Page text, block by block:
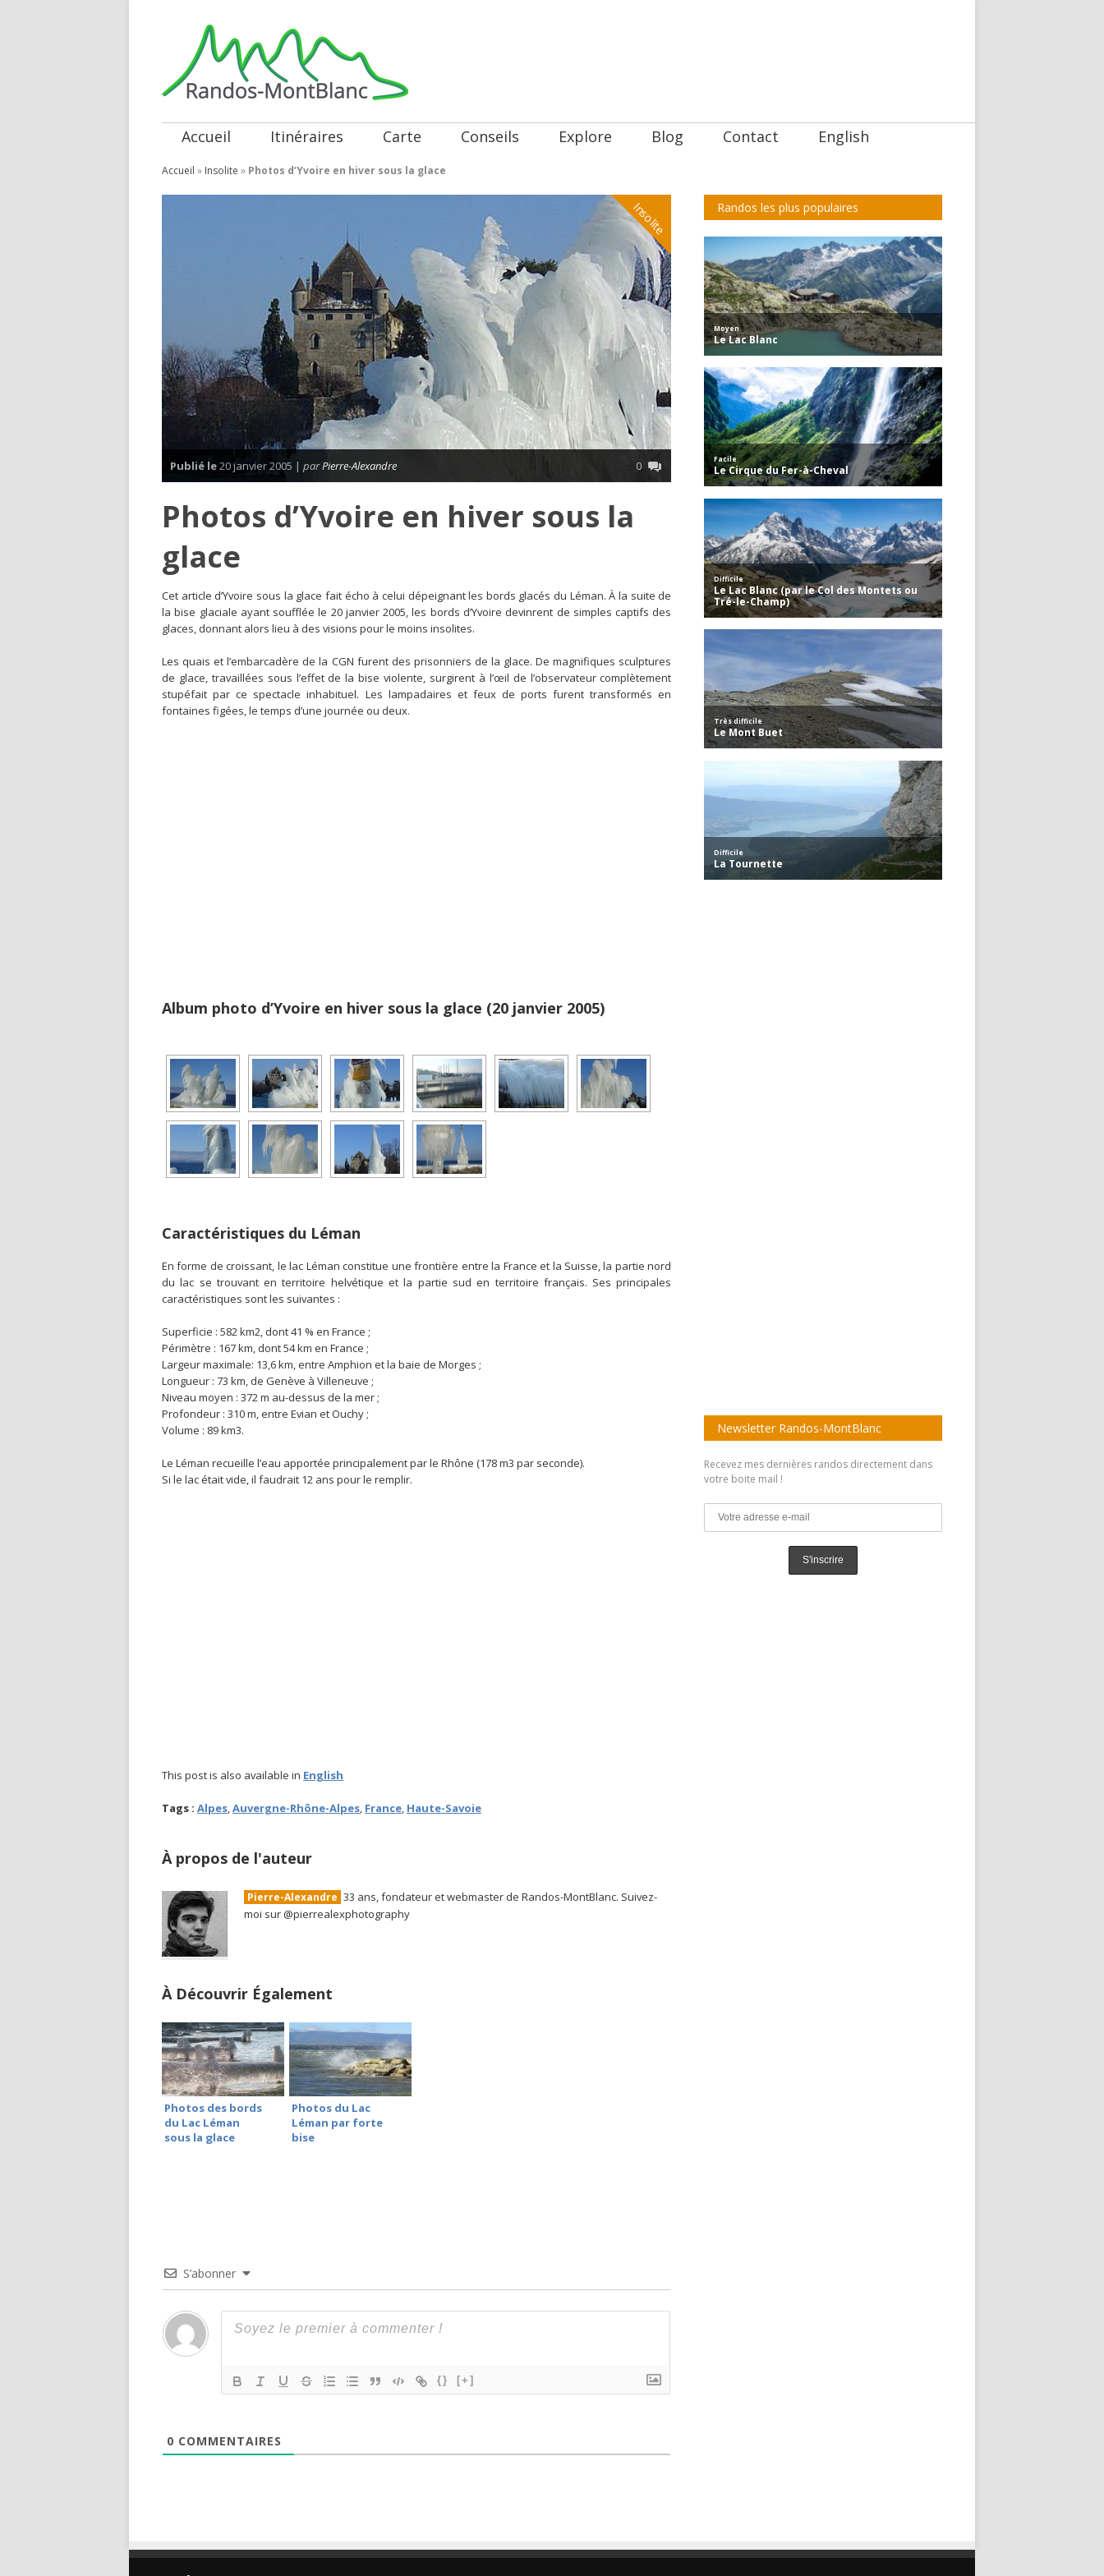
Accueil Itinéraires Carte Conseils Explore Blog Contact English
Accueil » Insolite » Photos d’Yvoire en hiver sous la glace
Insolite
Publié le20 janvier 2005 | parPierre-Alexandre 0
Photos d’Yvoire en hiver sous la
glace
Cet article d’Yvoire sous la glace fait écho à celui dépeignant les bords glacés du Léman. À la suite de
la bise glaciale ayant soufflée le 20 janvier 2005, les bords d’Yvoire devinrent de simples captifs des
glaces, donnant alors lieu à des visions pour le moins insolites.
Les quais et l’embarcadère de la CGN furent des prisonniers de la glace. De magnifiques sculptures
de glace, travaillées sous l’effet de la bise violente, surgirent à l’œil de l’observateur complètement
stupéfait par ce spectacle inhabituel. Les lampadaires et feux de ports furent transformés en
fontaines figées, le temps d’une journée ou deux.
Album photo d’Yvoire en hiver sous la glace (20 janvier 2005)
Caractéristiques du Léman
En forme de croissant, le lac Léman constitue une frontière entre la France et la Suisse, la partie nord
du lac se trouvant en territoire helvétique et la partie sud en territoire français. Ses principales
caractéristiques sont les suivantes :
Superficie : 582 km2, dont 41 % en France ;
Périmètre : 167 km, dont 54 km en France ;
Largeur maximale: 13,6 km, entre Amphion et la baie de Morges ;
Longueur : 73 km, de Genève à Villeneuve ;
Niveau moyen : 372 m au-dessus de la mer ;
Profondeur : 310 m, entre Evian et Ouchy ;
Volume : 89 km3.
Le Léman recueille l’eau apportée principalement par le Rhône (178 m3 par seconde).
Si le lac était vide, il faudrait 12 ans pour le remplir.
This post is also available in English
Tags : Alpes,Auvergne-Rhône-Alpes, France, Haute-Savoie
À propos de l'auteur
Pierre-Alexandre 33 ans, fondateur et webmaster de Randos-MontBlanc. Suivez-
moi sur @pierrealexphotography
À Découvrir Également
Photos des bords
du Lac Léman
sous la glace
Photos du Lac
Léman par forte
bise
S’abonner
{} [+]
0 COMMENTAIRES
Randos les plus populaires
Newsletter Randos-MontBlanc
Recevez mes dernières randos directement dans
votre boite mail !